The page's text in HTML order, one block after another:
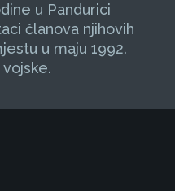
u Pandurici
članova njihovih
u maju 1992.